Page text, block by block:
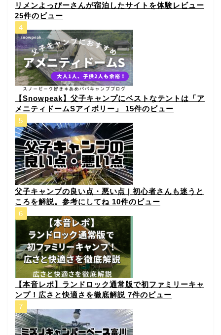
リメンよっぴーさんが宿泊したサイトを体験レビュー
25件のビュー
【Snowpeak】父子キャンプにベストなテントは「ア
メニティドームSアイボリー」 15件のビュー
父子キャンプの良い点・悪い点 | 初心者さんも迷うと
ころを解説。参考にしてね 10件のビュー
【本音レポ】ランドロック通常版で初ファミリーキャ
ンプ！広さと快適さを徹底解説 7件のビュー